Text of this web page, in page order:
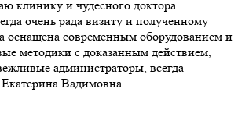
клинику и чудесного доктора
очень рада визиту и полученному
оснащена современным оборудованием и
методики с доказанным действием,
администраторы, всегда
Екатерина Вадимовна…